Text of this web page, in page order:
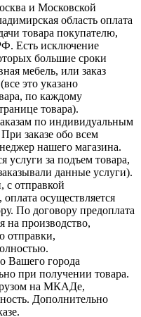
и Московской
область оплата
товара покупателю,
Есть исключение
большие сроки
мебель, или заказ
(все это указано
по каждому
товара).
по индивидуальным
заказе обо всем
нашего магазина.
услуги за подъем товара,
данные услуги).
с отправкой
осуществляется
По договору предоплата
на производство,
отправки,
Вашего города
при получении товара.
на МКАДе,
Дополнительно